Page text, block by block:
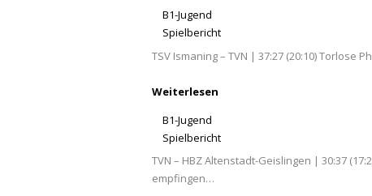
B1-Jugend
Spielbericht
TSV Ismaning – TVN | 37:27 (20:10) Torlose
Weiterlesen
B1-Jugend
Spielbericht
TVN – HBZ Altenstadt-Geislingen | 30:37
empfingen…